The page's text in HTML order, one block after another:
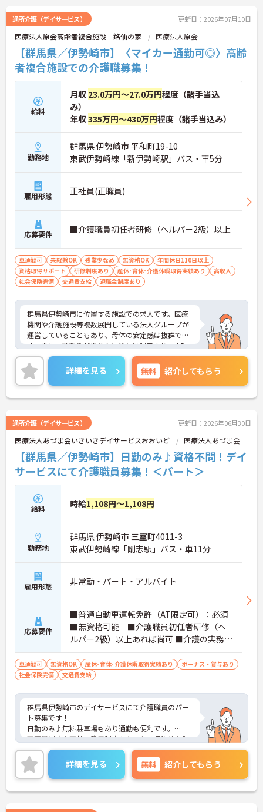
通所介護（デイサービス） 更新日：2026年07月10日
医療法人原会高齢者複合施設 銘仙の家 医療法人原会
【群馬県／伊勢崎市】〈マイカー通勤可◎〉高齢
者複合施設での介護職募集！
給料
月収 23.0万円～27.0万円程度（諸手当込
み）
年収335万円～430万円程度（諸手当込み）
勤務地
群馬県 伊勢崎市 平和町19-10
東武伊勢崎線「新伊勢崎駅」バス・車5分
雇用形態 正社員(正職員)
応募要件 ■介護職員初任者研修（ヘルパー2級）以上
車通勤可 未経験OK 残業少なめ 無資格OK
年間休日110日以上
資格取得サポート
研修制度あり 産休･育休･介護休暇取得実績あり
高収入
社会保険完備
交通費支給 退職金制度あり
群馬県伊勢崎市に位置する施設での求人です。医療
機関や介護施設等複数展開している法人グループが
運営していることもあり、母体の安定感は抜群で
す。また、頑張りがきちんと給与に還元され、4.5ヶ
月分の賞与支給実績もございます。
ご興味のある方はお気軽にお問い合わせ下さい。
詳細を見る 無料 紹介してもらう
通所介護（デイサービス） 更新日：2026年06月30日
医療法人あづま会いきいきデイサービスおおいど 医療法人あづま会
【群馬県／伊勢崎市】日勤のみ♪資格不問！デイ
サービスにて介護職員募集！＜パート＞
給料 時給1,108円～1,108円
勤務地
群馬県 伊勢崎市 三室町4011-3
東武伊勢崎線「剛志駅」バス・車11分
雇用形態 非常勤・パート・アルバイト
応募要件
■普通自動車運転免許（AT限定可）：必須
■無資格可能 ■介護職員初任者研修（ヘ
ルパー2級）以上あれば尚可 ■介護の実務経
験あれば尚可
車通勤可 無資格OK 産休･育休･介護休暇取得実績あり
ボーナス・賞与あり
社会保険完備
交通費支給
群馬県伊勢崎市のデイサービスにて介護職員のパー
ト募集です！
日勤のみ♪無料駐車場もあり通勤も便利です。
再雇用制度や正社員登用制度もあるため長期的な勤
務を目指す方にもオススメです。
ご興味のある方には、面接対策ポイントなどさらに
詳細をお話いたしますので、お気軽にご相談くださ
い。
詳細を見る 無料 紹介してもらう